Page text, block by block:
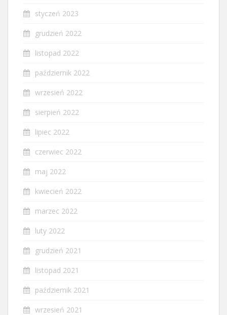
styczeń 2023
grudzień 2022
listopad 2022
październik 2022
wrzesień 2022
sierpień 2022
lipiec 2022
czerwiec 2022
maj 2022
kwiecień 2022
marzec 2022
luty 2022
grudzień 2021
listopad 2021
październik 2021
wrzesień 2021